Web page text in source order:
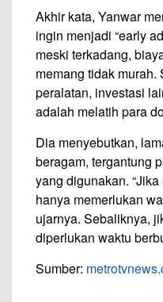
Akhir kata, Yanwar
ingin menjadi “early
meski terkadang,
memang tidak
peralatan, investasi
adalah melatih para
Dia menyebutkan,
beragam, tergantung
yang digunakan.
hanya memerlukan
ujarnya. Sebaliknya,
diperlukan waktu
Sumber: